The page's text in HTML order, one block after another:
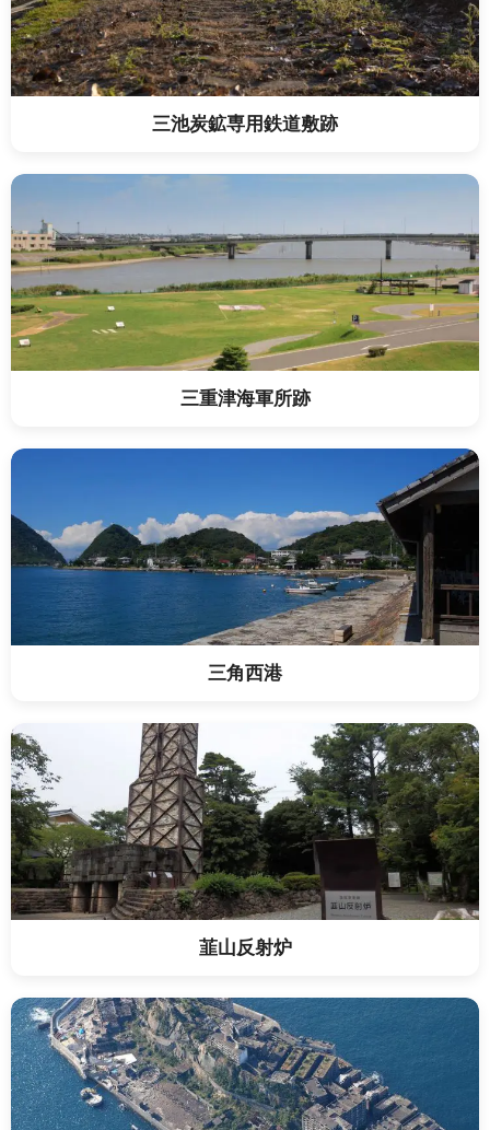
三池炭鉱専用鉄道敷跡
三重津海軍所跡
三角西港
韮山反射炉